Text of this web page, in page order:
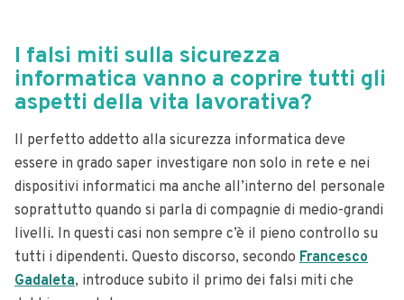
I falsi miti sulla sicurezza
informatica vanno a coprire tutti gli
aspetti della vita lavorativa?
Il perfetto addetto alla sicurezza informatica deve
essere in grado saper investigare non solo in rete e nei
dispositivi informatici ma anche all’interno del personale
soprattutto quando si parla di compagnie di medio-grandi
livelli. In questi casi non sempre c’è il pieno controllo su
tutti i dipendenti. Questo discorso, secondo Francesco
Gadaleta, introduce subito il primo dei falsi miti che